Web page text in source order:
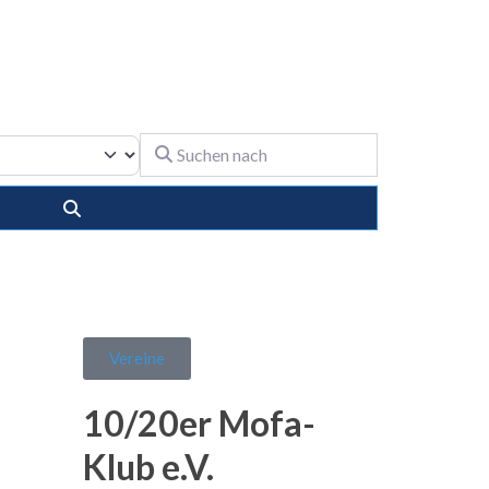
Suchen nach
Vereine
10/20er Mofa-
Klub e.V.